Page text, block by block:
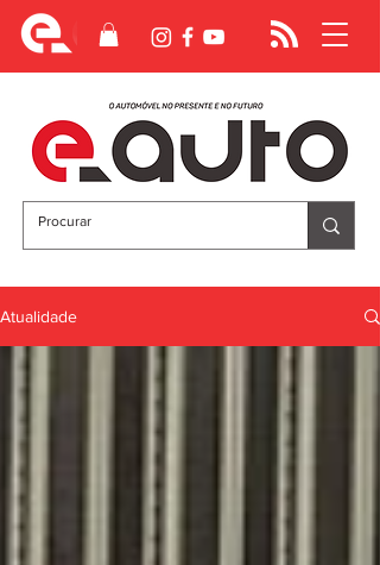
Atualidade